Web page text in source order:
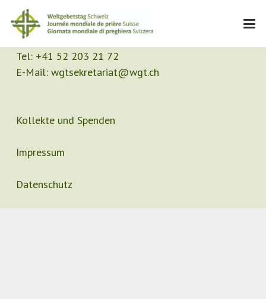
Kontakt
Sekretariat
Tel: +41 52 203 21 72
E-Mail: wgtsekretariat@wgt.ch
Kollekte und Spenden
Impressum
Datenschutz